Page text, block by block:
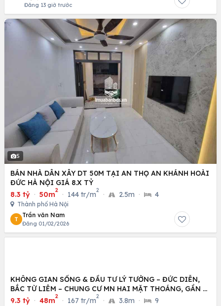
Đăng 13 giờ trước
5
BÁN NHÀ DÂN XÂY DT 50M TẠI AN THỌ AN KHÁNH HOÀI
ĐỨC HÀ NỘI GIÁ 8.X TỶ
8.3 tỷ · 50m
2
· 144 tr/m
2
· 2.5m · 4
Thành phố Hà Nội
T
Trần văn Nam
Đăng 01/02/2026
KHÔNG GIAN SỐNG & ĐẦU TƯ LÝ TƯỞNG – ĐỨC DIỄN,
BẮC TỪ LIÊM – CHUNG CƯ MN HAI MẶT THOÁNG, GẦN Ô
TÔ
9.3 tỷ · 48m
2
· 167 tr/m
2
· 3.8m · 9